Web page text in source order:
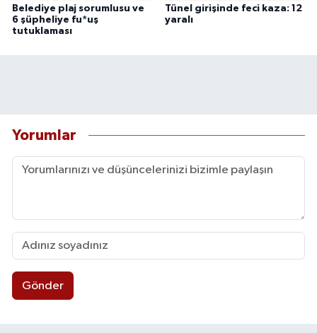
Belediye plaj sorumlusu ve
6 şüpheliye fu*uş
tutuklaması
Tünel girişinde feci kaza: 12
yaralı
Yorumlar
Gönder